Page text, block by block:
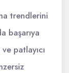
trendlerini
başarıya
patlayıcı